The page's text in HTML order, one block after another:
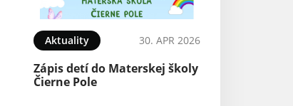
Aktuality 30. APR 2026
Zápis detí do Materskej školy
Čierne Pole